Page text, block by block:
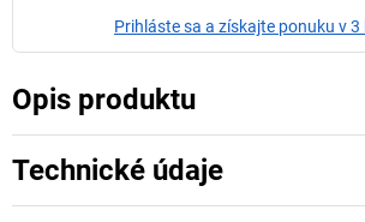
Prihláste sa a získajte ponuku v 3
Opis produktu
Technické údaje